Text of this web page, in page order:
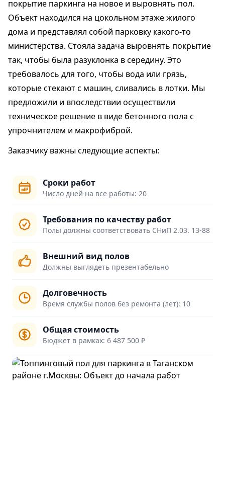
покрытие паркинга на новое и выровнять пол.
Объект находился на цокольном этаже жилого
дома и представлял собой парковку какого-то
министерства. Стояла задача выровнять покрытие
так, чтобы была разуклонка в середину. Это
требовалось для того, чтобы вода или грязь,
которые стекают с машин, сливались в лотки. Мы
предложили и впоследствии осуществили
техническое решение в виде бетонного пола с
упрочнителем и макрофиброй.
Заказчику важны следующие аспекты:
Сроки работ
Число дней на все работы: 20
Требования по качеству работ
Полы должны соответствовать СНиП 2.03. 13-88
Внешний вид полов
Должны выглядеть презентабельно
Долговечность
Время службы полов без ремонта (лет): 10
Общая стоимость
Бюджет в рамках: 6 487 500 ₽